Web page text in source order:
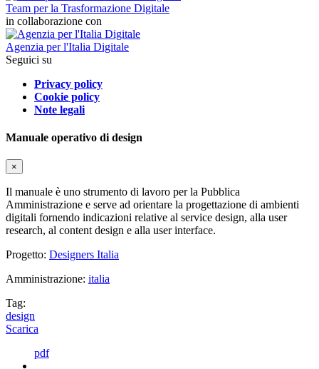
Team per la Trasformazione Digitale
in collaborazione con
Agenzia per l'Italia Digitale
Seguici su
Privacy policy
Cookie policy
Note legali
Manuale operativo di design
×
Il manuale è uno strumento di lavoro per la Pubblica
Amministrazione e serve ad orientare la progettazione di ambienti
digitali fornendo indicazioni relative al service design, alla user
research, al content design e alla user interface.
Progetto: Designers Italia
Amministrazione: italia
Tag:
design
Scarica
pdf